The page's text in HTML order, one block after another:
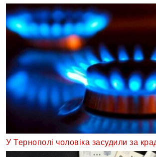
У Тернополі чоловіка засудили за